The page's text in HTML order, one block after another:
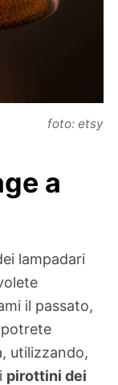
foto: etsy
a
lampadari
il passato,
utilizzando,
pirottini dei